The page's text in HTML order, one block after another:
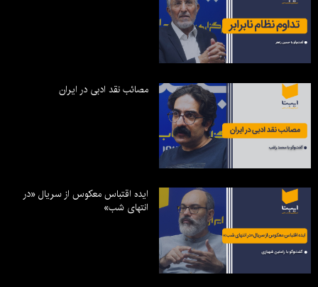
مصائب نقد ادبی در ایران
ایده اقتباس معکوس از سریال «در
انتهای شب»